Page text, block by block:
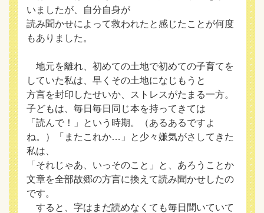
いましたが、自分自身が
読み聞かせによって救われたと感じたことが何度
もありました。
地元を離れ、初めての土地で初めての子育てを
していた私は、早くその土地になじもうと
方言を封印したせいか、ストレスがたまる一方。
子どもは、毎日毎日同じ本を持ってきては
「読んで！」という時期。（あるあるですよ
ね。）「またこれか…」と少々嫌気がさしてきた
私は、
「それじゃあ、いっそのこと」と、あろうことか
文章を全部故郷の方言に換えて読み聞かせしたの
です。
すると、字はまだ読めなくても毎日聞いていて